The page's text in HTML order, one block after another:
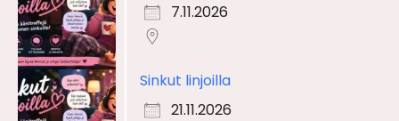
7.11.2026
Sinkut linjoilla
21.11.2026